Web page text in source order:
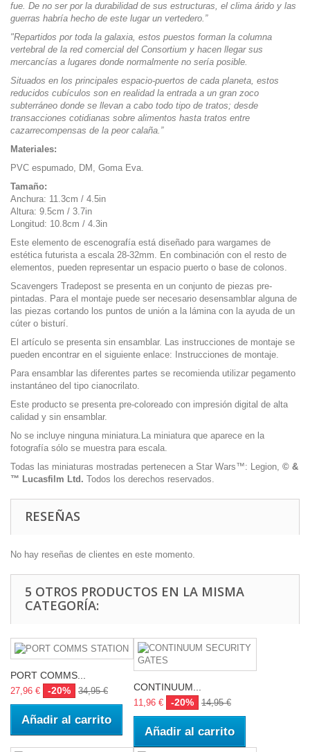
fue. De no ser por la durabilidad de sus estructuras, el clima árido y las
guerras habría hecho de este lugar un vertedero.”
"Repartidos por toda la galaxia, estos puestos forman la columna
vertebral de la red comercial del Consortium y hacen llegar sus
mercancías a lugares donde normalmente no sería posible.
Situados en los principales espacio-puertos de cada planeta, estos
reducidos cubículos son en realidad la entrada a un gran zoco
subterráneo donde se llevan a cabo todo tipo de tratos; desde
transacciones cotidianas sobre alimentos hasta tratos entre
cazarrecompensas de la peor calaña.”
Materiales:
PVC espumado, DM, Goma Eva.
Tamaño:
Anchura: 11.3cm / 4.5in
Altura: 9.5cm / 3.7in
Longitud: 10.8cm / 4.3in
Este elemento de escenografía está diseñado para wargames de
estética futurista a escala 28-32mm. En combinación con el resto de
elementos, pueden representar un espacio puerto o base de colonos.
Scavengers Tradepost se presenta en un conjunto de piezas pre-
pintadas. Para el montaje puede ser necesario desensamblar alguna de
las piezas cortando los puntos de unión a la lámina con la ayuda de un
cúter o bisturí.
El artículo se presenta sin ensamblar. Las instrucciones de montaje se
pueden encontrar en el siguiente enlace:
Instrucciones de montaje.
Para ensamblar las diferentes partes se recomienda utilizar pegamento
instantáneo del tipo cianocrilato.
Este producto se presenta pre-coloreado con impresión digital de alta
calidad y sin ensamblar.
No se incluye ninguna miniatura.La miniatura que aparece en la
fotografía sólo se muestra para escala.
Todas las miniaturas mostradas pertenecen a Star Wars™: Legion, © &
™ Lucasfilm Ltd. Todos los derechos reservados.
RESEÑAS
No hay reseñas de clientes en este momento.
5 OTROS PRODUCTOS EN LA MISMA
CATEGORÍA:
PORT COMMS...
27,96 € -20% 34,95 €
Añadir al carrito
CONTINUUM...
11,96 € -20% 14,95 €
Añadir al carrito